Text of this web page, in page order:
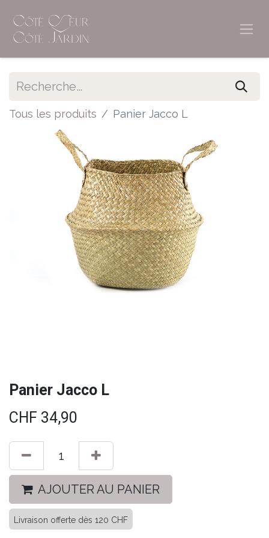
Tous les produits Panier Jacco L
Panier Jacco L
CHF 34,90
AJOUTER AU PANIER
Livraison offerte dès 120 CHF